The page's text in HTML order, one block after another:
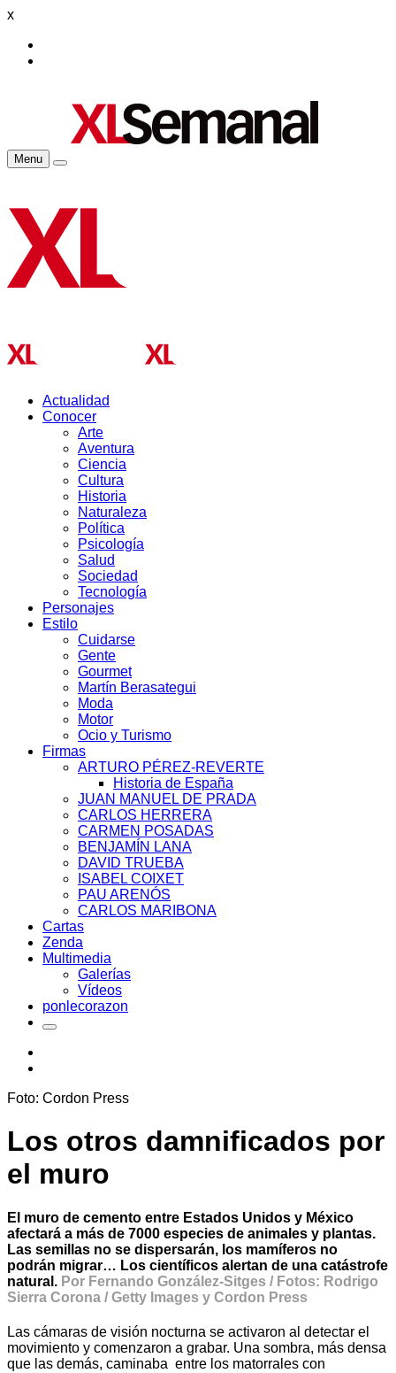
x
Menu
Actualidad
Conocer
Arte
Aventura
Ciencia
Cultura
Historia
Naturaleza
Política
Psicología
Salud
Sociedad
Tecnología
Personajes
Estilo
Cuidarse
Gente
Gourmet
Martín Berasategui
Moda
Motor
Ocio y Turismo
Firmas
ARTURO PÉREZ-REVERTE
Historia de España
JUAN MANUEL DE PRADA
CARLOS HERRERA
CARMEN POSADAS
BENJAMÍN LANA
DAVID TRUEBA
ISABEL COIXET
PAU ARENÓS
CARLOS MARIBONA
Cartas
Zenda
Multimedia
Galerías
Vídeos
ponlecorazon
Foto: Cordon Press
Los otros damnificados por
el muro
El muro de cemento entre Estados Unidos y México
afectará a más de 7000 especies de animales y plantas.
Las semillas no se dispersarán, los mamíferos no
podrán migrar… Los científicos alertan de una catástrofe
natural. Por Fernando González-Sitges / Fotos: Rodrigo
Sierra Corona / Getty Images y Cordon Press
Las cámaras de visión nocturna se activaron al detectar el
movimiento y comenzaron a grabar. Una sombra, más densa
que las demás, caminaba entre los matorrales con